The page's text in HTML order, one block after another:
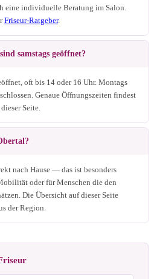
eine individuelle Beratung im Salon.
Friseur-Ratgeber.
samstags geöffnet?
oft bis 14 oder 16 Uhr. Montags
Genaue Öffnungszeiten findest
Seite.
nach Hause — das ist besonders
oder für Menschen die den
Die Übersicht auf dieser Seite
der Region.